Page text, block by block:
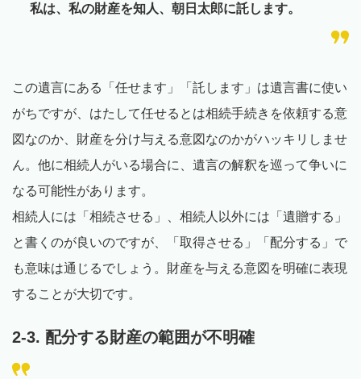
私は、私の財産を知人、朝日太郎に託します。
この遺言にある「任せます」「託します」は遺言書に使い
がちですが、はたして任せるとは相続手続きを依頼する意
図なのか、財産を分け与える意図なのかがハッキリしませ
ん。他に相続人がいる場合に、遺言の解釈を巡って争いに
なる可能性があります。
相続人には「相続させる」、相続人以外には「遺贈する」
と書くのが良いのですが、「取得させる」「配分する」で
も意味は通じるでしょう。財産を与える意図を明確に表現
することが大切です。
2-3. 配分する財産の範囲が不明確